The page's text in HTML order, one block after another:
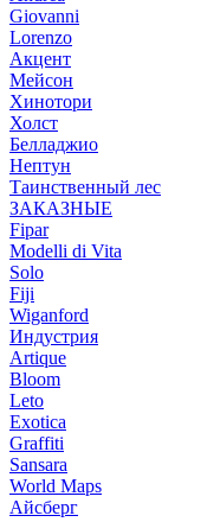
Giovanni
Lorenzo
Акцент
Мейсон
Хинотори
Холст
Белладжио
Нептун
Таинственный лес
ЗАКАЗНЫЕ
Fipar
Modelli di Vita
Solo
Fiji
Wiganford
Индустрия
Artique
Bloom
Leto
Exotica
Graffiti
Sansara
World Maps
Айсберг